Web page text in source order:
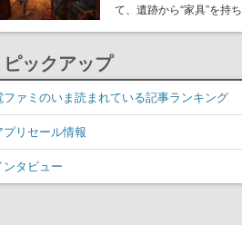
て、遺跡から“家具”を持ち
帰るホラーアクションゲ
売。迫る“腐敗”から逃げ延
び、持ち帰った家具で基
ピックアップ
ファミのいま読まれている記事ランキング
プリセール情報
ンタビュー